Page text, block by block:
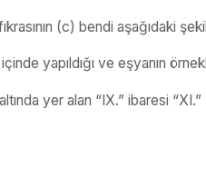
(c) bendi aşağıdaki
yapıldığı ve eşyanın
yer alan “IX.” ibaresi